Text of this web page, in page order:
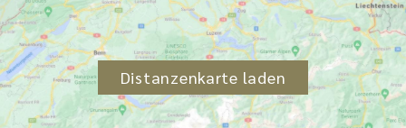
Distanzenkarte laden